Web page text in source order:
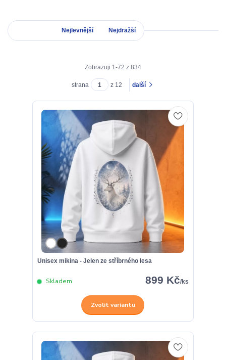
Nejlevnější Nejdražší
Zobrazuji 1-72 z 834
strana z 12 další
Unisex mikina - Jelen ze stříbrného lesa
899 Kč/ks
Skladem
Zvolit variantu